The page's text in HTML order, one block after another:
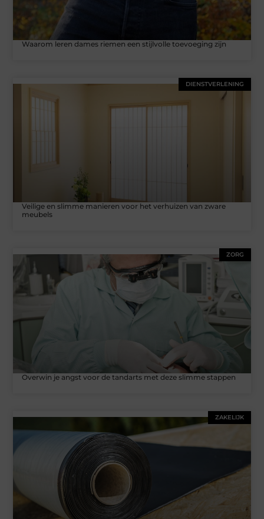
Waarom leren dames riemen een stijlvolle toevoeging zijn
DIENSTVERLENING
Veilige en slimme manieren voor het verhuizen van zware
meubels
ZORG
Overwin je angst voor de tandarts met deze slimme stappen
ZAKELIJK